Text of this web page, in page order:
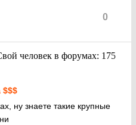
0
$$$
ну знаете такие крупные